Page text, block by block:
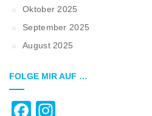
Oktober 2025
September 2025
August 2025
FOLGE MIR AUF …
Facebook